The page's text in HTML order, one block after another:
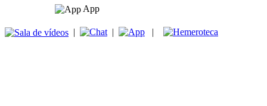
App
| | |